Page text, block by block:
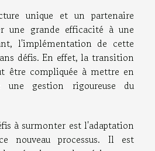
unique et un partenaire
une grande efficacité à une
l'implémentation de cette
défis. En effet, la transition
être compliquée à mettre en
une gestion rigoureuse du
à surmonter est l'adaptation
nouveau processus. Il est